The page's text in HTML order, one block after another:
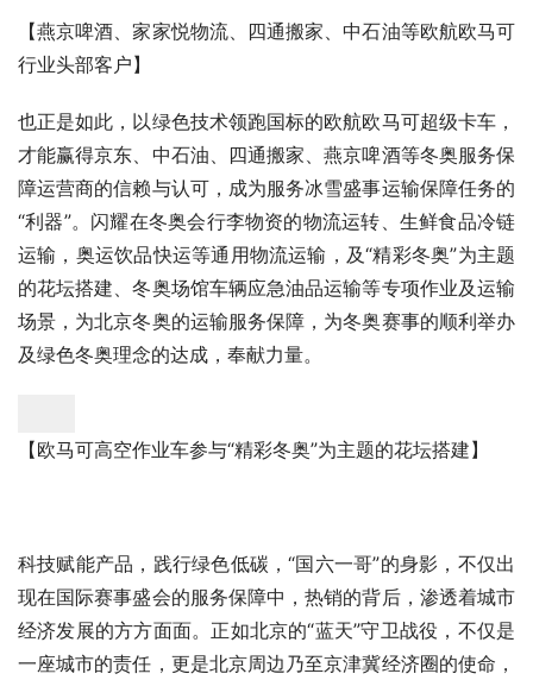
【燕京啤酒、家家悦物流、四通搬家、中石油等欧航欧马可
行业头部客户】
也正是如此，以绿色技术领跑国标的欧航欧马可超级卡车，
才能赢得京东、中石油、四通搬家、燕京啤酒等冬奥服务保
障运营商的信赖与认可，成为服务冰雪盛事运输保障任务的
“利器”。闪耀在冬奥会行李物资的物流运转、生鲜食品冷链
运输，奥运饮品快运等通用物流运输，及“精彩冬奥”为主题
的花坛搭建、冬奥场馆车辆应急油品运输等专项作业及运输
场景，为北京冬奥的运输服务保障，为冬奥赛事的顺利举办
及绿色冬奥理念的达成，奉献力量。
【欧马可高空作业车参与“精彩冬奥”为主题的花坛搭建】
科技赋能产品，践行绿色低碳，“国六一哥”的身影，不仅出
现在国际赛事盛会的服务保障中，热销的背后，渗透着城市
经济发展的方方面面。正如北京的“蓝天”守卫战役，不仅是
一座城市的责任，更是北京周边乃至京津冀经济圈的使命，